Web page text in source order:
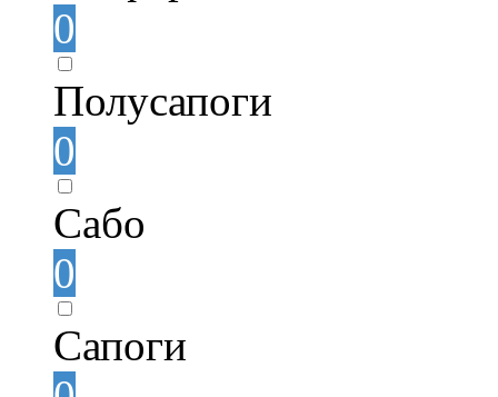
0
Полусапоги
0
Сабо
0
Сапоги